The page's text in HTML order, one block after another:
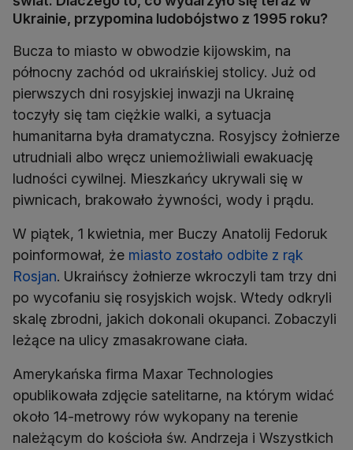
Ukrainie, przypomina ludobójstwo z 1995 roku?
Bucza to miasto w obwodzie kijowskim, na
północny zachód od ukraińskiej stolicy. Już od
pierwszych dni rosyjskiej inwazji na Ukrainę
toczyły się tam ciężkie walki, a sytuacja
humanitarna była dramatyczna. Rosyjscy żołnierze
utrudniali albo wręcz uniemożliwiali ewakuację
ludności cywilnej. Mieszkańcy ukrywali się w
piwnicach, brakowało żywności, wody i prądu.
W piątek, 1 kwietnia, mer Buczy Anatolij Fedoruk
poinformował, że miasto zostało odbite z rąk
Rosjan. Ukraińscy żołnierze wkroczyli tam trzy dni
po wycofaniu się rosyjskich wojsk. Wtedy odkryli
skalę zbrodni, jakich dokonali okupanci. Zobaczyli
leżące na ulicy zmasakrowane ciała.
Amerykańska firma Maxar Technologies
opublikowała zdjęcie satelitarne, na którym widać
około 14-metrowy rów wykopany na terenie
należącym do kościoła św. Andrzeja i Wszystkich